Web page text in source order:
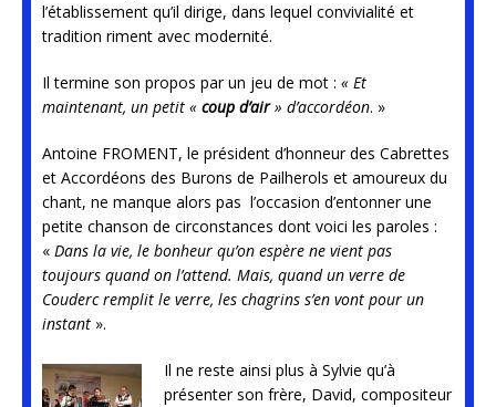
l’établissement qu’il dirige, dans lequel convivialité et
tradition riment avec modernité.
Il termine son propos par un jeu de mot : « Et
maintenant, un petit « coup d’air» d’accordéon. »
Antoine FROMENT, le président d’honneur des Cabrettes
et Accordéons des Burons de Pailherols et amoureux du
chant, ne manque alors pas l’occasion d’entonner une
petite chanson de circonstances dont voici les paroles :
« Dans la vie, le bonheur qu’on espère ne vient pas
toujours quand on l’attend. Mais, quand un verre de
Couderc remplit le verre, les chagrins s’en vont pour un
instant ».
Il ne reste ainsi plus à Sylvie qu’à
présenter son frère, David, compositeur